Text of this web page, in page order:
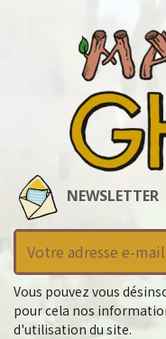
NEWSLETTER
Vous pouvez vous
pour cela nos
d'utilisation du site.